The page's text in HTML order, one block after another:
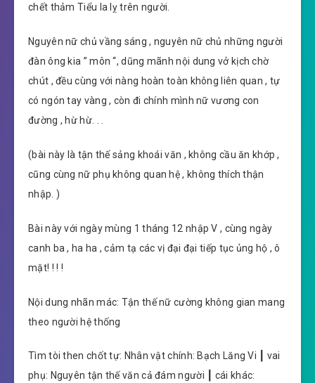
chết thảm Tiểu la lỵ trên người.
Nguyên nữ chủ vầng sáng , nguyên nữ chủ những người
đàn ông kia ” môn “, dũng mãnh nội dung vở kịch chờ
chút , đều cùng với nàng hoàn toàn không liên quan , tự
có ngón tay vàng , còn đi chính mình nữ vương con
đường , hừ hừ. . .
(bài này là tận thế sảng khoái văn , không cầu ăn khớp ,
cũng cùng nữ phụ không quan hệ , không thích thận
nhập. )
Bài này với ngày mùng 1 tháng 12 nhập V , cùng ngày
canh ba , ha ha , cảm tạ các vị đại đại tiếp tục ủng hộ , ô
mặt! ! ! !
Nội dung nhãn mác: Tận thế nữ cường không gian mang
theo người hệ thống
Tìm tòi then chốt tự: Nhân vật chính: Bạch Lăng Vi ┃ vai
phụ: Nguyên tận thế văn cả đám người ┃ cái khác: